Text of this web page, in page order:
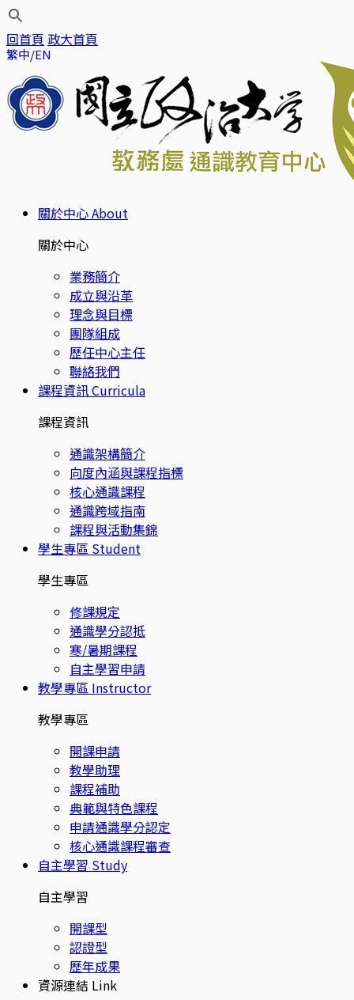
回首頁 政大首頁
繁中 EN
關於中心About
關於中心
業務簡介
成立與沿革
理念與目標
團隊組成
歷任中心主任
聯絡我們
課程資訊Curricula
課程資訊
通識架構簡介
向度內涵與課程指標
核心通識課程
通識跨域指南
課程與活動集錦
學生專區 Student
學生專區
修課規定
通識學分認抵
寒/暑期課程
自主學習申請
教學專區 Instructor
教學專區
開課申請
教學助理
課程補助
典範與特色課程
申請通識學分認定
核心通識課程審查
自主學習 Study
自主學習
開課型
認證型
歷年成果
資源連結 Link